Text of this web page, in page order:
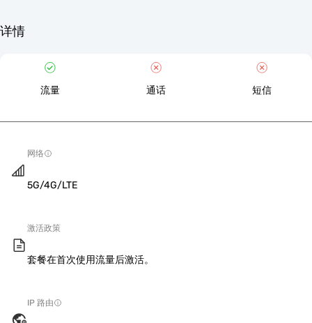
详情
流量 通话 短信
网络
5G/4G/LTE
激活政策
套餐在首次使用流量后激活。
IP 路由